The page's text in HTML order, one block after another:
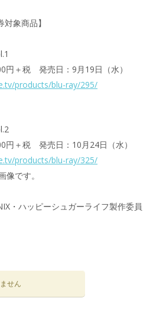
対象商品】
＋税 発売日：9月19日（水）
products/blu-ray/295/
＋税 発売日：10月24日（水）
products/blu-ray/325/
です。
・ハッピーシュガーライフ製作委員
せん